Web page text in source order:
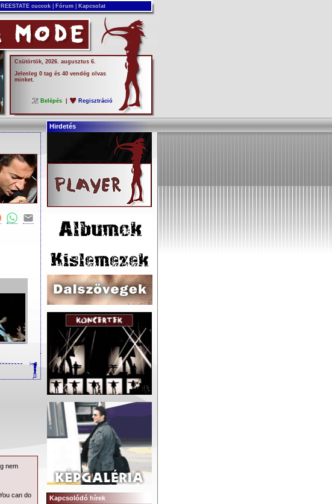
cuccok Fórum Kapcsolat
Csütörtök, 2026. augusztus 6.
Jelenleg 0 tag és 40 vendég olvas
minket.
Belépés Regisztráció
Hirdetés
nem
can do
Kapcsolódó hírek